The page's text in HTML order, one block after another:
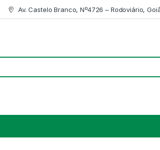
Av. Castelo Branco, Nº4726 – Rodoviário,